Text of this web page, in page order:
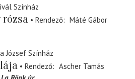
Színház
rózsa Rendező
Máté Gábor
József Színház
Rendező
Ascher Tamás